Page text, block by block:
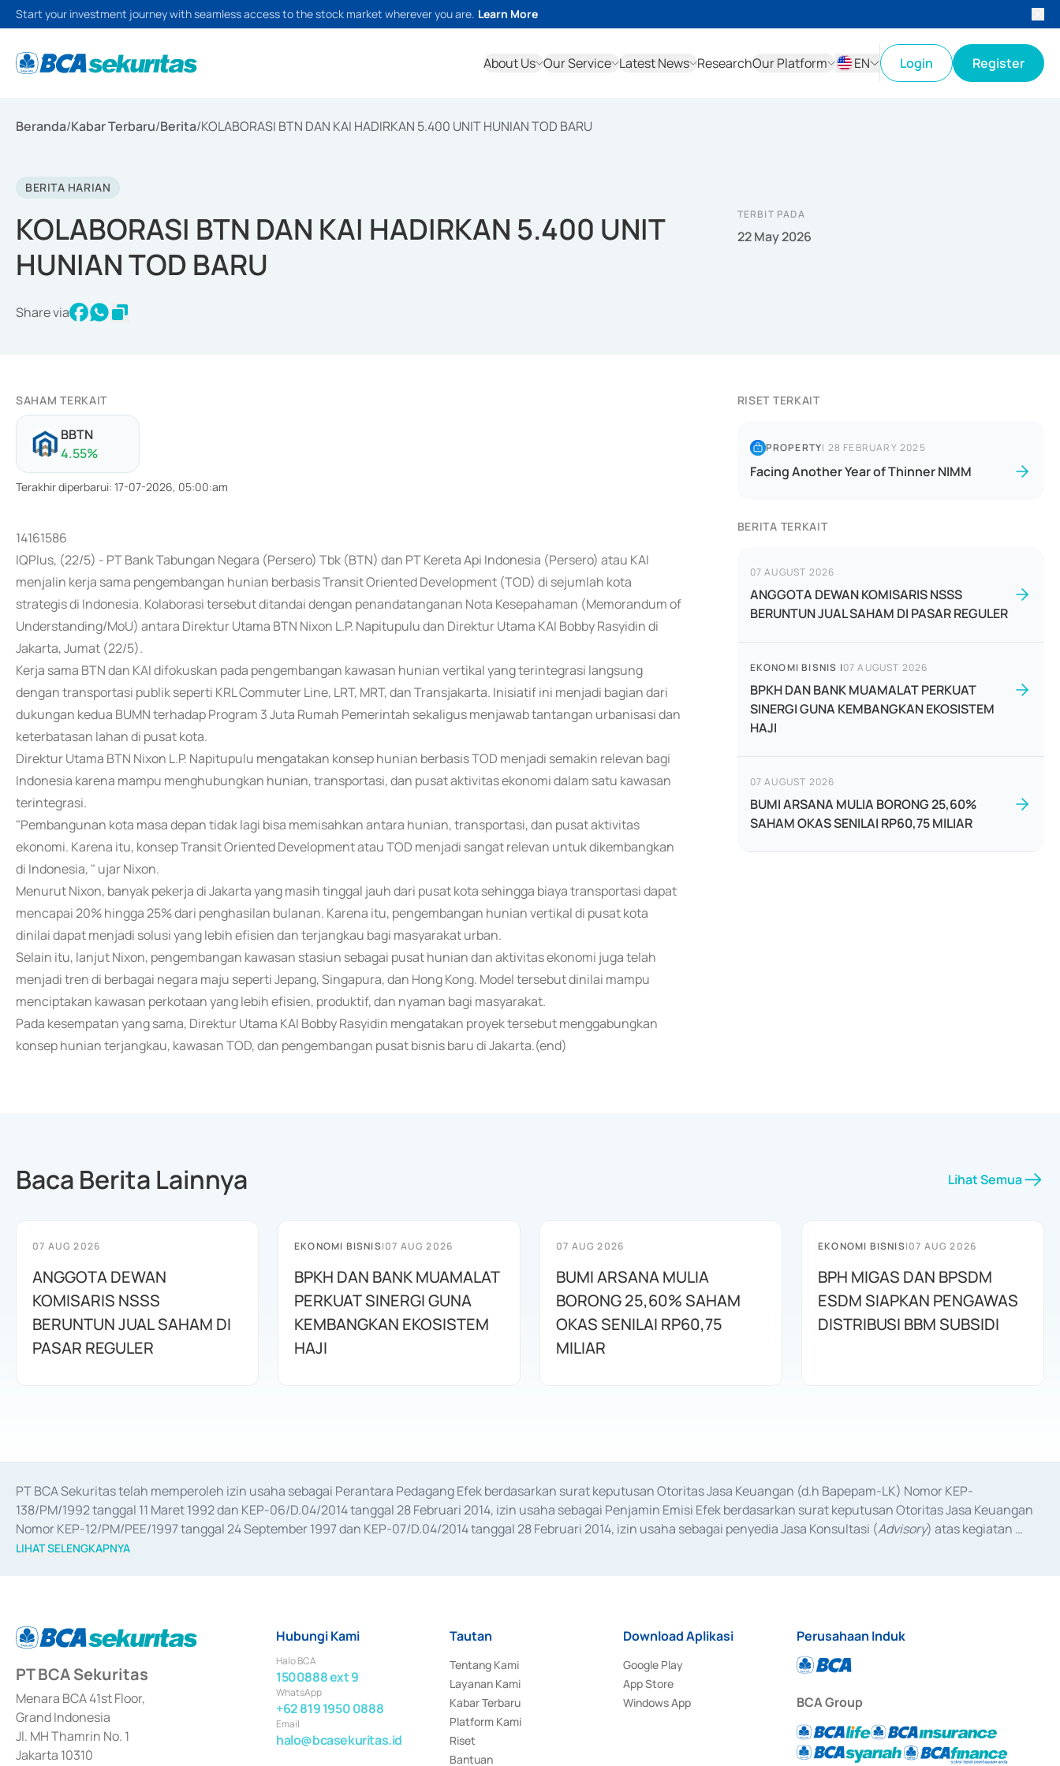
Start your investment journey with seamless access to the stock market wherever you are. Learn More
About Us Our Service Latest News ResearchOur Platform
EN
Login Register
Beranda/Kabar Terbaru/Berita/KOLABORASI BTN DAN KAI HADIRKAN 5.400 UNIT HUNIAN TOD BARU
BERITA HARIAN
KOLABORASI BTN DAN KAI HADIRKAN 5.400 UNIT
HUNIAN TOD BARU
Share via
TERBIT PADA
22 May 2026
SAHAM TERKAIT
BBTN
4.55%
Terakhir diperbarui: 17-07-2026, 05:00:am
14161586
IQPlus, (22/5) - PT Bank Tabungan Negara (Persero) Tbk (BTN) dan PT Kereta Api Indonesia (Persero) atau KAI
menjalin kerja sama pengembangan hunian berbasis Transit Oriented Development (TOD) di sejumlah kota
strategis di Indonesia. Kolaborasi tersebut ditandai dengan penandatanganan Nota Kesepahaman (Memorandum of
Understanding/MoU) antara Direktur Utama BTN Nixon L.P. Napitupulu dan Direktur Utama KAI Bobby Rasyidin di
Jakarta, Jumat (22/5).
Kerja sama BTN dan KAI difokuskan pada pengembangan kawasan hunian vertikal yang terintegrasi langsung
dengan transportasi publik seperti KRL Commuter Line, LRT, MRT, dan Transjakarta. Inisiatif ini menjadi bagian dari
dukungan kedua BUMN terhadap Program 3 Juta Rumah Pemerintah sekaligus menjawab tantangan urbanisasi dan
keterbatasan lahan di pusat kota.
Direktur Utama BTN Nixon L.P. Napitupulu mengatakan konsep hunian berbasis TOD menjadi semakin relevan bagi
Indonesia karena mampu menghubungkan hunian, transportasi, dan pusat aktivitas ekonomi dalam satu kawasan
terintegrasi.
"Pembangunan kota masa depan tidak lagi bisa memisahkan antara hunian, transportasi, dan pusat aktivitas
ekonomi. Karena itu, konsep Transit Oriented Development atau TOD menjadi sangat relevan untuk dikembangkan
di Indonesia, " ujar Nixon.
Menurut Nixon, banyak pekerja di Jakarta yang masih tinggal jauh dari pusat kota sehingga biaya transportasi dapat
mencapai 20% hingga 25% dari penghasilan bulanan. Karena itu, pengembangan hunian vertikal di pusat kota
dinilai dapat menjadi solusi yang lebih efisien dan terjangkau bagi masyarakat urban.
Selain itu, lanjut Nixon, pengembangan kawasan stasiun sebagai pusat hunian dan aktivitas ekonomi juga telah
menjadi tren di berbagai negara maju seperti Jepang, Singapura, dan Hong Kong. Model tersebut dinilai mampu
menciptakan kawasan perkotaan yang lebih efisien, produktif, dan nyaman bagi masyarakat.
Pada kesempatan yang sama, Direktur Utama KAI Bobby Rasyidin mengatakan proyek tersebut menggabungkan
konsep hunian terjangkau, kawasan TOD, dan pengembangan pusat bisnis baru di Jakarta.(end)
RISET TERKAIT
PROPERTY| 28 FEBRUARY 2025
Facing Another Year of Thinner NIMM
BERITA TERKAIT
07 AUGUST 2026
ANGGOTA DEWAN KOMISARIS NSSS
BERUNTUN JUAL SAHAM DI PASAR REGULER
EKONOMI BISNIS |07 AUGUST 2026
BPKH DAN BANK MUAMALAT PERKUAT
SINERGI GUNA KEMBANGKAN EKOSISTEM
HAJI
07 AUGUST 2026
BUMI ARSANA MULIA BORONG 25,60%
SAHAM OKAS SENILAI RP60,75 MILIAR
Baca Berita Lainnya Lihat Semua
07 AUG 2026
ANGGOTA DEWAN
KOMISARIS NSSS
BERUNTUN JUAL SAHAM DI
PASAR REGULER
EKONOMI BISNIS|07 AUG 2026
BPKH DAN BANK MUAMALAT
PERKUAT SINERGI GUNA
KEMBANGKAN EKOSISTEM
HAJI
07 AUG 2026
BUMI ARSANA MULIA
BORONG 25,60% SAHAM
OKAS SENILAI RP60,75
MILIAR
EKONOMI BISNIS|07 AUG 2026
BPH MIGAS DAN BPSDM
ESDM SIAPKAN PENGAWAS
DISTRIBUSI BBM SUBSIDI
PT BCA Sekuritas telah memperoleh izin usaha sebagai Perantara Pedagang Efek berdasarkan surat keputusan Otoritas Jasa Keuangan (d.h Bapepam-LK) Nomor KEP-
138/PM/1992 tanggal 11 Maret 1992 dan KEP-06/D.04/2014 tanggal 28 Februari 2014, izin usaha sebagai Penjamin Emisi Efek berdasarkan surat keputusan Otoritas Jasa Keuangan
Nomor KEP-12/PM/PEE/1997 tanggal 24 September 1997 dan KEP-07/D.04/2014 tanggal 28 Februari 2014, izin usaha sebagai penyedia Jasa Konsultasi (Advisory) atas kegiatan
merger, akuisisi, divestasi, dan
LIHAT SELENGKAPNYA
PT BCA Sekuritas
Menara BCA 41st Floor,
Grand Indonesia
Jl. MH Thamrin No. 1
Jakarta 10310
Hubungi Kami
Halo BCA
1500888 ext 9
WhatsApp
+62 819 1950 0888
Email
halo@bcasekuritas.id
Tautan
Tentang Kami
Layanan Kami
Kabar Terbaru
Platform Kami
Riset
Bantuan
Download Aplikasi
Google Play
App Store
Windows App
Perusahaan Induk
BCA Group